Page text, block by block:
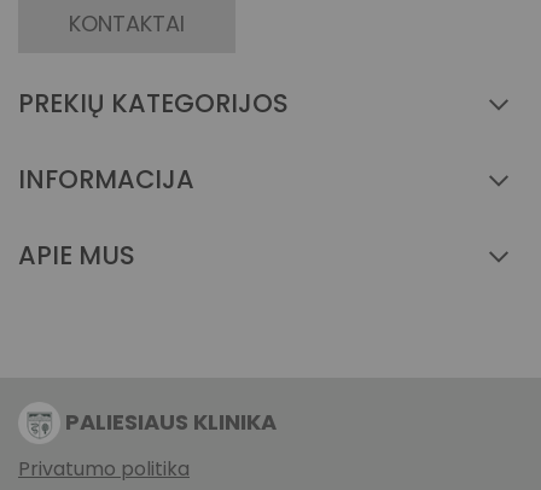
KONTAKTAI
PREKIŲ KATEGORIJOS
INFORMACIJA
APIE MUS
PALIESIAUS KLINIKA
Privatumo politika